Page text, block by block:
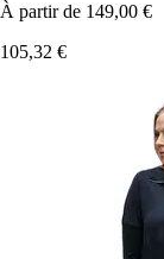
À partir de 149,00 €
105,32 €